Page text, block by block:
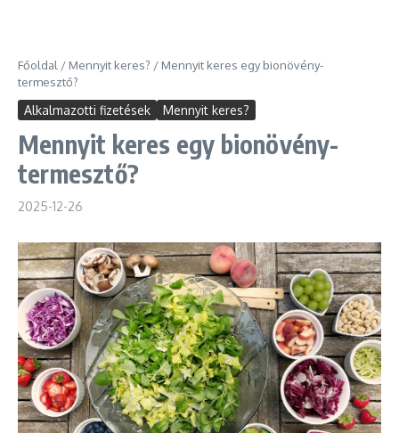
Főoldal / Mennyit keres? / Mennyit keres egy bionövény-
termesztő?
Alkalmazotti fizetések Mennyit keres?
Mennyit keres egy bionövény-
termesztő?
2025-12-26